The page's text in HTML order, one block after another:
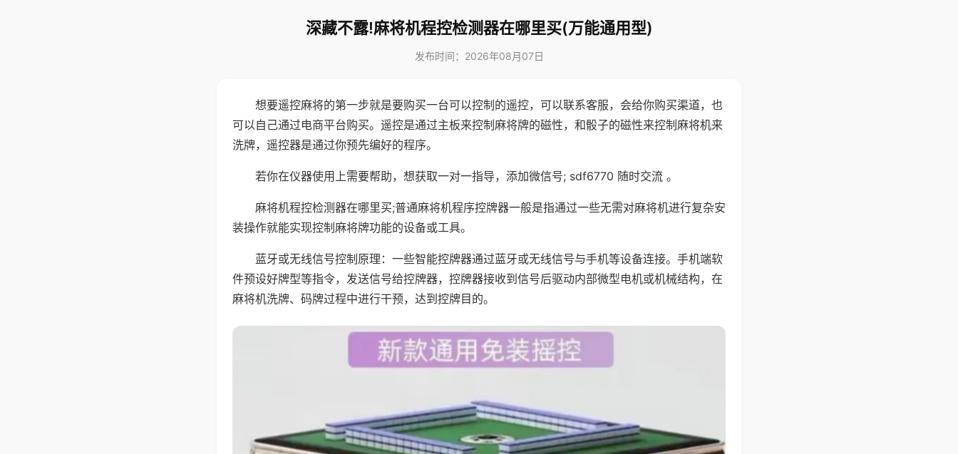
深藏不露!麻将机程控检测器在哪里买(万能通用型)
发布时间：2026年08月07日
想要遥控麻将的第一步就是要购买一台可以控制的遥控，可以联系客服，会给你购买渠道，也
可以自己通过电商平台购买。遥控是通过主板来控制麻将牌的磁性，和骰子的磁性来控制麻将机来
洗牌，遥控器是通过你预先编好的程序。
若你在仪器使用上需要帮助，想获取一对一指导，添加微信号; sdf6770 随时交流 。
麻将机程控检测器在哪里买;普通麻将机程序控牌器一般是指通过一些无需对麻将机进行复杂安
装操作就能实现控制麻将牌功能的设备或工具。
蓝牙或无线信号控制原理：一些智能控牌器通过蓝牙或无线信号与手机等设备连接。手机端软
件预设好牌型等指令，发送信号给控牌器，控牌器接收到信号后驱动内部微型电机或机械结构，在
麻将机洗牌、码牌过程中进行干预，达到控牌目的。